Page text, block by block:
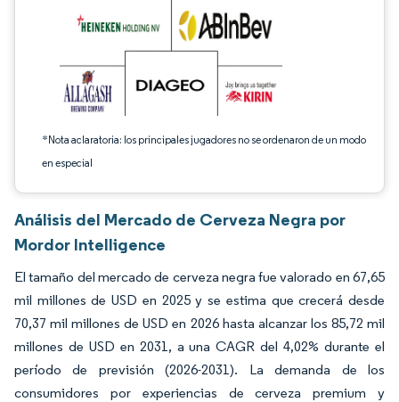
*Nota aclaratoria: los principales jugadores no se ordenaron de un modo
en especial
Análisis del Mercado de Cerveza Negra por
Mordor Intelligence
El tamaño del mercado de cerveza negra fue valorado en 67,65
mil millones de USD en 2025 y se estima que crecerá desde
70,37 mil millones de USD en 2026 hasta alcanzar los 85,72 mil
millones de USD en 2031, a una CAGR del 4,02% durante el
período de previsión (2026-2031). La demanda de los
consumidores por experiencias de cerveza premium y